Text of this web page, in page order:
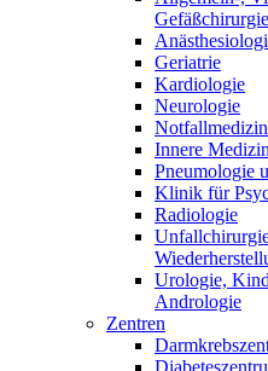
Gefäßchirurgie
Geriatrie
Kardiologie
Neurologie
Notfallmedizin
Innere
Pneumologie
Klinik für
Radiologie
Urologie,
Andrologie
Zentren